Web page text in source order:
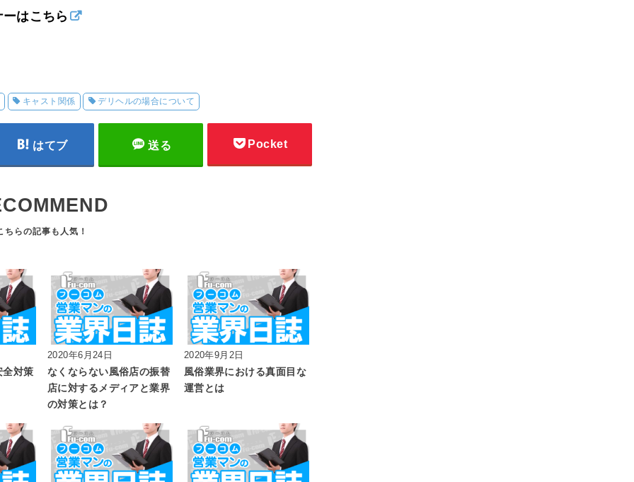
業セミナーはこちら
キャスト関係 デリヘルの場合について
はてブ 送る Pocket
全対策
2020年6月24日
なくならない風俗店の振替
店に対するメディアと業界
の対策とは？
2020年9月2日
風俗業界における真面目な
運営とは